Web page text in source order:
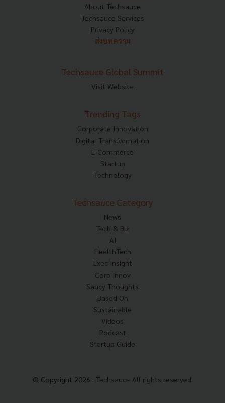
About Techsauce
Techsauce Services
Privacy Policy
ส่งบทความ
Techsauce Global Summit
Visit Website
Trending Tags
Corporate Innovation
Digital Transformation
E-Commerce
Startup
Technology
Techsauce Category
News
Tech & Biz
AI
HealthTech
Exec Insight
Corp Innov
Saucy Thoughts
Based On
Sustainable
Videos
Podcast
Startup Guide
© Copyright 2026 : Techsauce All rights reserved.